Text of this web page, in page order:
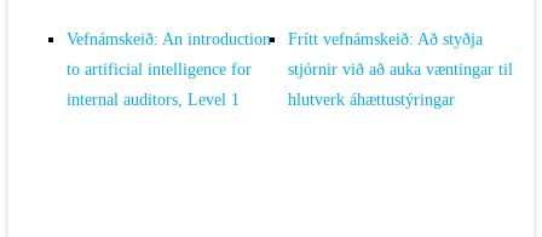
Vefnámskeið: An introduction
to artificial intelligence for
internal auditors, Level 1
Frítt vefnámskeið: Að styðja
stjórnir við að auka væntingar til
hlutverk áhættustýringar